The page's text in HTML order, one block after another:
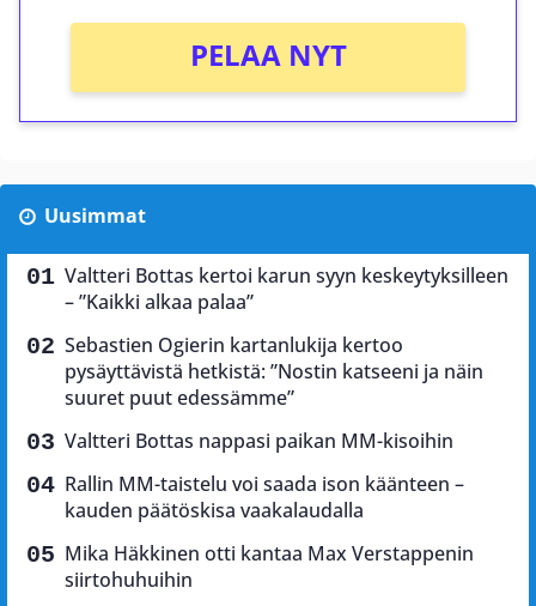
PELAA NYT
Uusimmat
Valtteri Bottas kertoi karun syyn keskeytyksilleen
– ”Kaikki alkaa palaa”
Sebastien Ogierin kartanlukija kertoo
pysäyttävistä hetkistä: ”Nostin katseeni ja näin
suuret puut edessämme”
Valtteri Bottas nappasi paikan MM-kisoihin
Rallin MM-taistelu voi saada ison käänteen –
kauden päätöskisa vaakalaudalla
Mika Häkkinen otti kantaa Max Verstappenin
siirtohuhuihin